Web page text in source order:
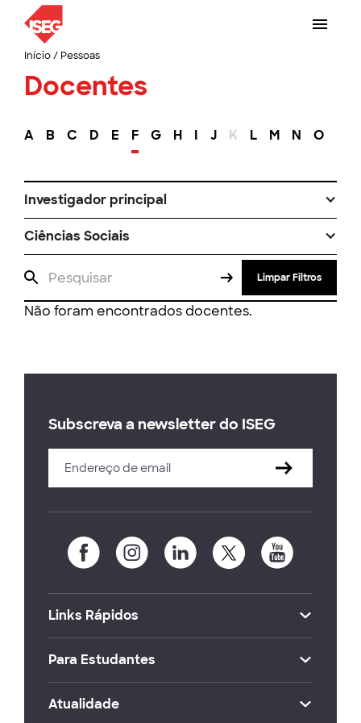
Início/ Pessoas
Docentes
A B C D E F G H I J K L M N O
Investigador principal
Ciências Sociais
Limpar Filtros
Não foram encontrados docentes.
Subscreva a newsletter do ISEG
Links Rápidos
Para Estudantes
Atualidade